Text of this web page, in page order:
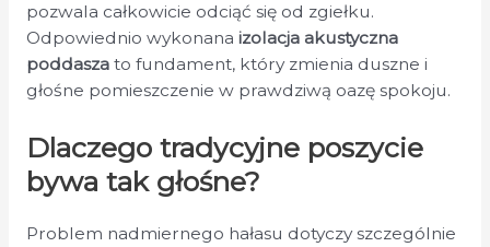
pozwala całkowicie odciąć się od zgiełku.
Odpowiednio wykonana izolacja akustyczna
poddaszato fundament, który zmienia duszne i
głośne pomieszczenie w prawdziwą oazę spokoju.
Dlaczego tradycyjne poszycie
bywa tak głośne?
Problem nadmiernego hałasu dotyczy szczególnie